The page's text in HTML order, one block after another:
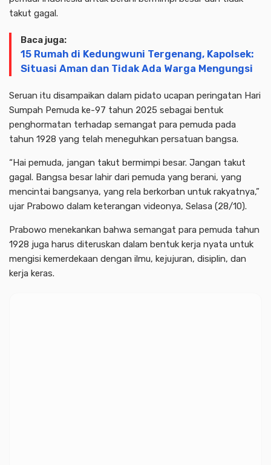
takut gagal.
Baca juga:
15 Rumah di Kedungwuni Tergenang, Kapolsek:
Situasi Aman dan Tidak Ada Warga Mengungsi
Seruan itu disampaikan dalam pidato ucapan peringatan Hari
Sumpah Pemuda ke-97 tahun 2025 sebagai bentuk
penghormatan terhadap semangat para pemuda pada
tahun 1928 yang telah meneguhkan persatuan bangsa.
“Hai pemuda, jangan takut bermimpi besar. Jangan takut
gagal. Bangsa besar lahir dari pemuda yang berani, yang
mencintai bangsanya, yang rela berkorban untuk rakyatnya,”
ujar Prabowo dalam keterangan videonya, Selasa (28/10).
Prabowo menekankan bahwa semangat para pemuda tahun
1928 juga harus diteruskan dalam bentuk kerja nyata untuk
mengisi kemerdekaan dengan ilmu, kejujuran, disiplin, dan
kerja keras.